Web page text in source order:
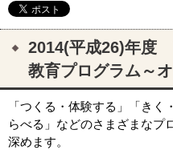
2014(平成26)年度
教育プログラム～
「つくる・体験する」「き
らべる」などのさまざまなプ
深めます。